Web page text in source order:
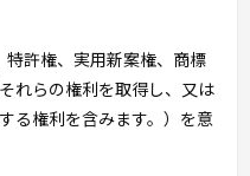
許権、実用新案権、商標
れらの権利を取得し、又は
る権利を含みます。）を意